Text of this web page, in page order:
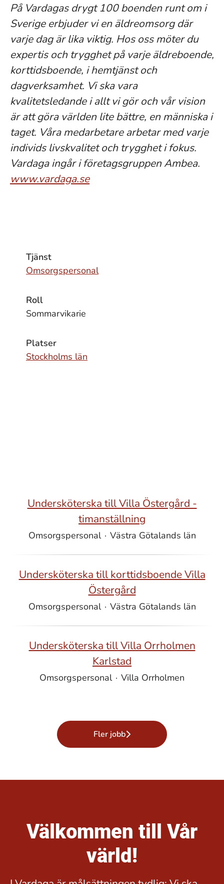
På Vardagas drygt 100 boenden runt om i
Sverige erbjuder vi en äldreomsorg där
varje dag är lika viktig. Hos oss möter du
expertis och trygghet på varje äldreboende,
korttidsboende, i hemtjänst och
dagverksamhet. Vi ska vara
kvalitetsledande i allt vi gör och vår vision
är att göra världen lite bättre, en människa i
taget. Våra medarbetare arbetar med varje
individs livskvalitet och trygghet i fokus.
Vardaga ingår i företagsgruppen Ambea.
www.vardaga.se
Tjänst
Omsorgspersonal
Roll
Sommarvikarie
Platser
Stockholms län
Undersköterska till Villa Östergård -
timanställning
Omsorgspersonal · Västra Götalands län
Undersköterska till korttidsboende Villa
Östergård
Omsorgspersonal · Västra Götalands län
Undersköterska till Villa Orrholmen
Karlstad
Omsorgspersonal · Villa Orrholmen
Fler jobb
Välkommen till Vår
värld!